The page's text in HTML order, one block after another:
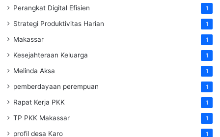
Perangkat Digital Efisien 1
Strategi Produktivitas Harian 1
Makassar 1
Kesejahteraan Keluarga 1
Melinda Aksa 1
pemberdayaan perempuan 1
Rapat Kerja PKK 1
TP PKK Makassar 1
profil desa Karo 1